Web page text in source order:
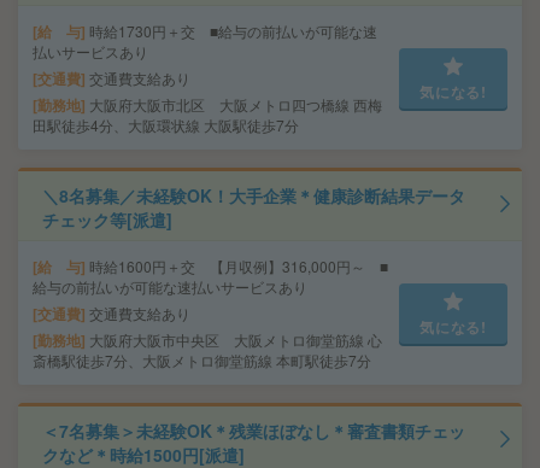
給 与 時給1730円＋交 ■給与の前払いが可能な速
払いサービスあり
交通費 交通費支給あり
勤務地 大阪府大阪市北区 大阪メトロ四つ橋線 西梅
田駅徒歩4分、大阪環状線 大阪駅徒歩7分
気になる!
＼8名募集／未経験OK！大手企業＊健康診断結果データ
チェック等[派遣]
給 与 時給1600円＋交 【月収例】316,000円～ ■
給与の前払いが可能な速払いサービスあり
交通費 交通費支給あり
勤務地 大阪府大阪市中央区 大阪メトロ御堂筋線 心
斎橋駅徒歩7分、大阪メトロ御堂筋線 本町駅徒歩7分
気になる!
＜7名募集＞未経験OK＊残業ほぼなし＊審査書類チェッ
クなど＊時給1500円[派遣]